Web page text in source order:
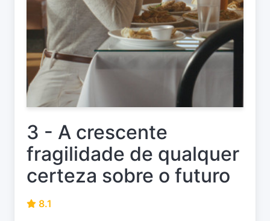
3 - A crescente
fragilidade de qualquer
certeza sobre o futuro
8.1